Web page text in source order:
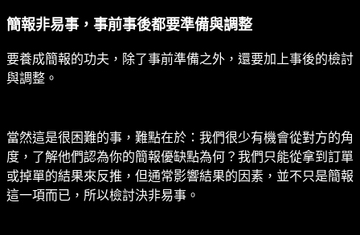
簡報非易事，事前事後都要準備與調整
要養成簡報的功夫，除了事前準備之外，還要加上事後的檢討
與調整。
當然這是很困難的事，難點在於：我們很少有機會從對方的角
度，了解他們認為你的簡報優缺點為何？我們只能從拿到訂單
或掉單的結果來反推，但通常影響結果的因素，並不只是簡報
這一項而已，所以檢討決非易事。